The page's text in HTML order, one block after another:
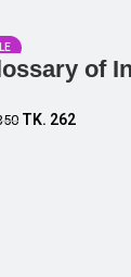
of
TK. 262